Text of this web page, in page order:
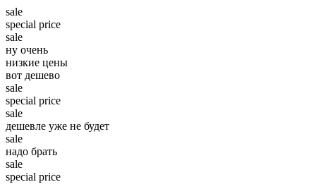
sale
special price
sale
ну очень
низкие цены
вот дешево
sale
special price
sale
дешевле уже не будет
sale
надо брать
sale
special price